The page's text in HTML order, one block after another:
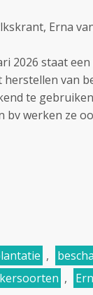
Erna
2026 staat
van
te
bv werken ze
,
,